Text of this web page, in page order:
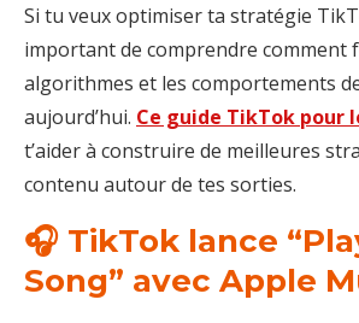
Si tu veux optimiser ta stratégie
important de comprendre comment
algorithmes et les comportements
aujourd’hui. Ce guide TikTok pour
t’aider à construire de meilleures
contenu autour de tes sorties.
🎧 TikTok lance
Song” avec Apple